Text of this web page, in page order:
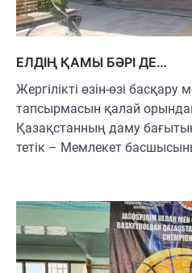
ЕЛДІҢ ҚАМЫ БӘРІ ДЕ…
Жергілікті өзін-өзі
тапсырмасын қалай
Қазақстанның даму
тетік – Мемлекет